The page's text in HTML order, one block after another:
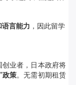
语言能力 ，因此留学
业者，日本政府将
政策。无需初期租赁